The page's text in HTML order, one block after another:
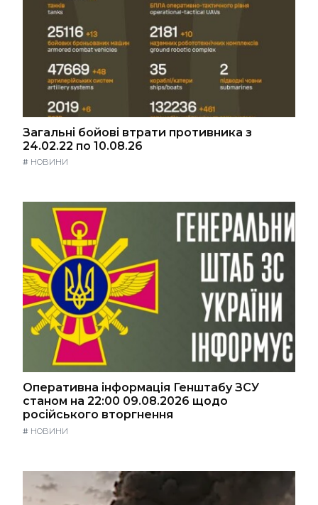
Загальні бойові втрати противника з
24.02.22 по 10.08.26
# НОВИНИ
Оперативна інформація Генштабу ЗСУ
станом на 22:00 09.08.2026 щодо
російського вторгнення
# НОВИНИ